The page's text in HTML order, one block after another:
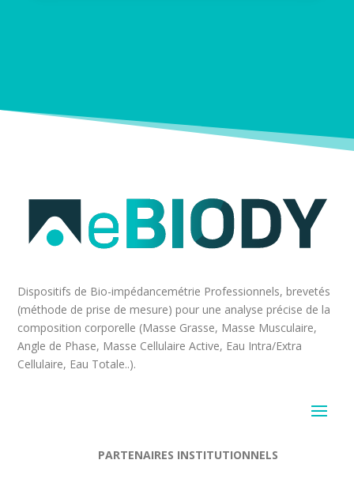
Dispositifs de Bio-impédancemétrie Professionnels, brevetés
(méthode de prise de mesure) pour une analyse précise de la
composition corporelle (Masse Grasse, Masse Musculaire,
Angle de Phase, Masse Cellulaire Active, Eau Intra/Extra
Cellulaire, Eau Totale..).
PARTENAIRES INSTITUTIONNELS